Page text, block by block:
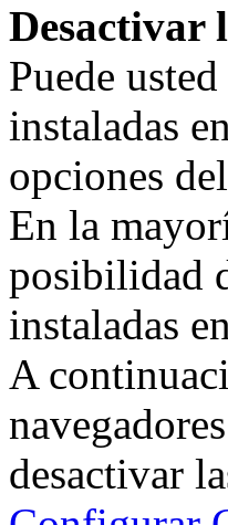
Desactivar
Puede
instaladas
opciones
En la
posibilidad
instaladas
A
desactivar